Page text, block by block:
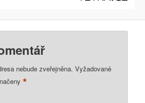
nebude zveřejněna. Vyžadované
*